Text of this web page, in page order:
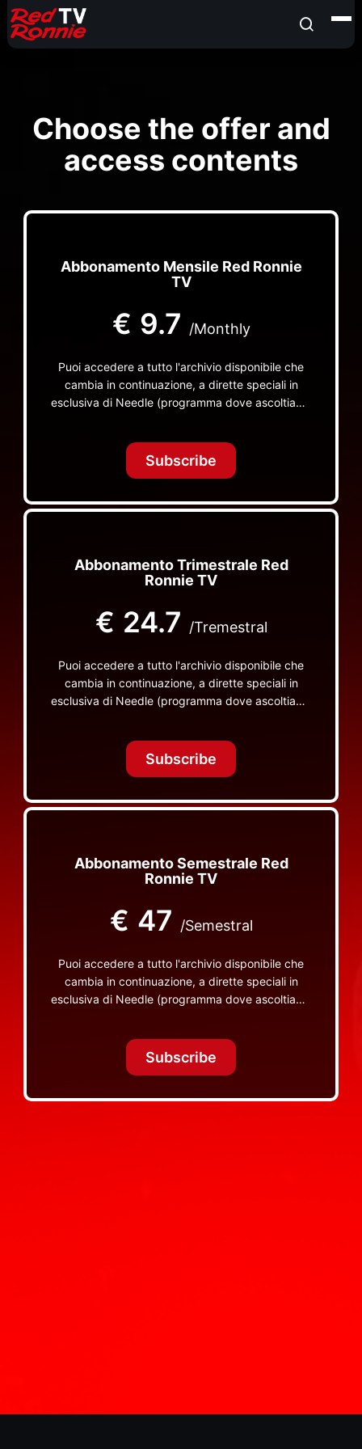
Choose the offer and
access contents
Abbonamento Mensile Red Ronnie
TV
€ 9.7 /Monthly
Puoi accedere a tutto l'archivio disponibile che
cambia in continuazione, a dirette speciali in
esclusiva di Needle (programma dove ascoltiamo
TV non visibili da nessuna altra parte
Subscribe
Abbonamento Trimestrale Red
Ronnie TV
€ 24.7 /Tremestral
Puoi accedere a tutto l'archivio disponibile che
cambia in continuazione, a dirette speciali in
esclusiva di Needle (programma dove ascoltiamo
TV non visibili da nessuna altra parte
Subscribe
Abbonamento Semestrale Red
Ronnie TV
€ 47 /Semestral
Puoi accedere a tutto l'archivio disponibile che
cambia in continuazione, a dirette speciali in
esclusiva di Needle (programma dove ascoltiamo
TV non visibili da nessuna altra parte
Subscribe